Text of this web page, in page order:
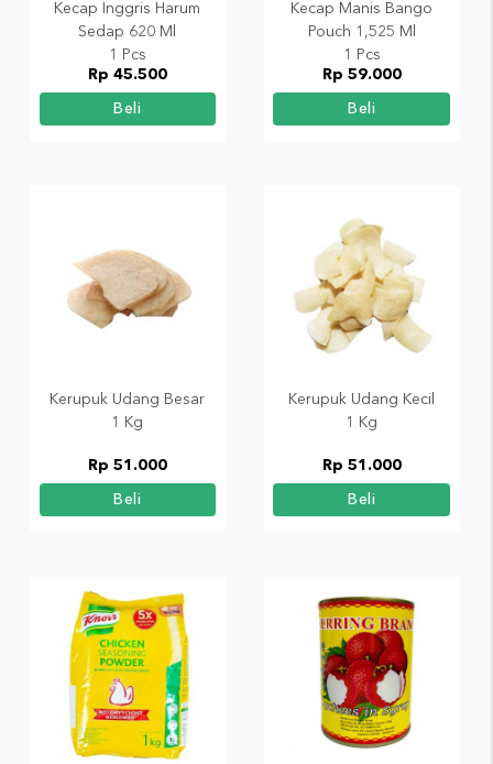
Kecap Inggris Harum
Sedap 620 Ml
1 Pcs
Rp 45.500
Beli
Kecap Manis Bango
Pouch 1,525 Ml
1 Pcs
Rp 59.000
Beli
Kerupuk Udang Besar
1 Kg
Rp 51.000
Beli
Kerupuk Udang Kecil
1 Kg
Rp 51.000
Beli